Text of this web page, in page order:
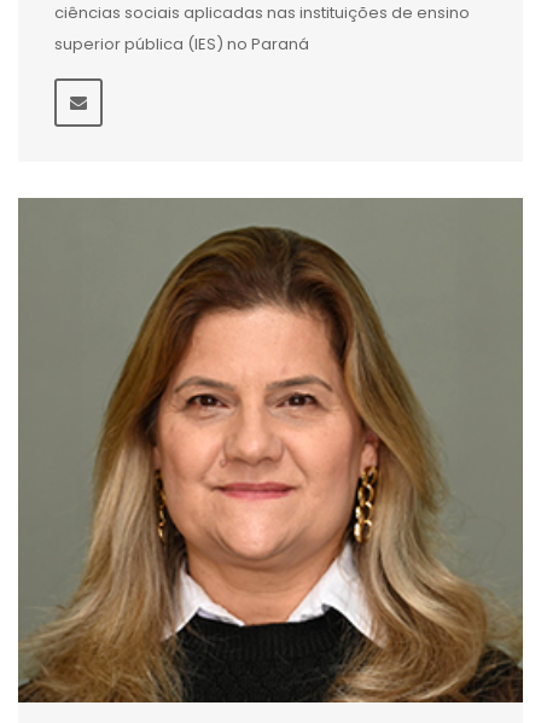
ciências sociais aplicadas nas instituições de ensino
superior pública (IES) no Paraná